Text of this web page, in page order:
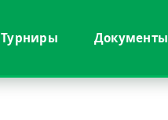
Турниры Документы